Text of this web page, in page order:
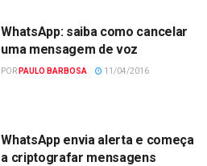
WhatsApp: saiba como cancelar
uma mensagem de voz
POR PAULO BARBOSA 11/04/2016
WhatsApp envia alerta e começa
a criptografar mensagens